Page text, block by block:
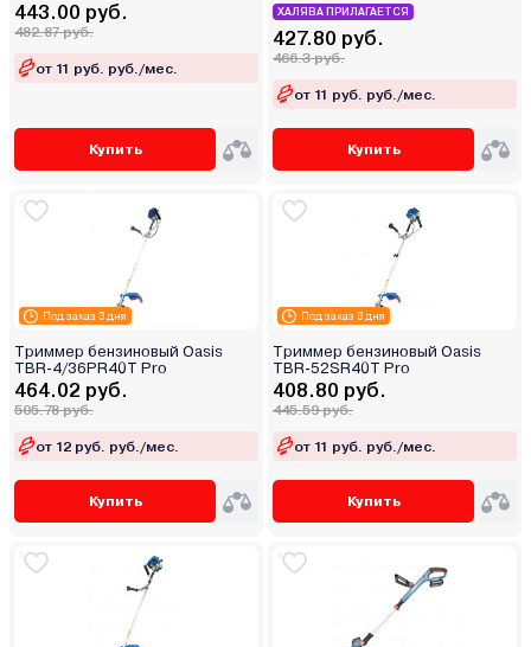
443.00 руб.
482.87 руб.
от 11 руб. руб./мес.
Купить
ХАЛЯВА ПРИЛАГАЕТСЯ
427.80 руб.
466.3 руб.
от 11 руб. руб./мес.
Купить
Под заказ 3 дня
Триммер бензиновый Oasis
TBR-4/36PR40T Pro
464.02 руб.
505.78 руб.
от 12 руб. руб./мес.
Купить
Под заказ 3 дня
Триммер бензиновый Oasis
TBR-52SR40T Pro
408.80 руб.
445.59 руб.
от 11 руб. руб./мес.
Купить